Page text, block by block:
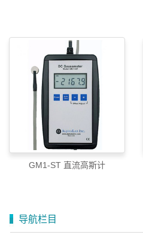
GM1-ST 直流高斯计
导航栏目